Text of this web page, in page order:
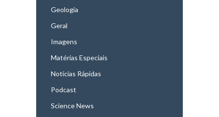
Geologia
Geral
Imagens
Matérias Especiais
Notícias Rápidas
Podcast
Science News